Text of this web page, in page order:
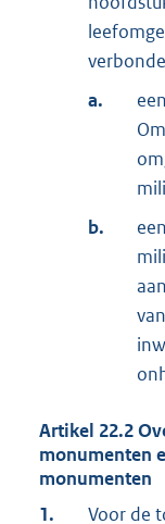
a.
b.
Artikel 22.2
monumenten
monumenten
1.
Voor de